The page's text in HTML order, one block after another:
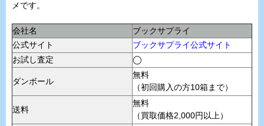
メです。
会社名
ブックサプライ
公式サイト
ブックサプライ公式サイト
お試し査定
◯
ダンボール
無料
（初回購入の方10箱まで）
送料
無料
（買取価格2,000円以上）